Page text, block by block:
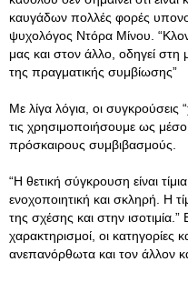
καυγάδων πολλές φορές
ψυχολόγος Ντόρα Μίνου.
μας και στον άλλο, οδηγεί στη
της πραγματικής συμβίωσης”
Με λίγα λόγια, οι συγκρούσεις
τις χρησιμοποιήσουμε ως
πρόσκαιρους συμβιβασμούς.
“Η θετική σύγκρουση είναι
ενοχοποιητική και σκληρή. Η
της σχέσης και στην ισοτιμία.”
χαρακτηρισμοί, οι
ανεπανόρθωτα και τον άλλον